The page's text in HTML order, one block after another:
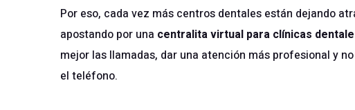
Por eso, cada vez más centros dentales están dejando
apostando por una centralita virtual para clínicas
mejor las llamadas, dar una atención más profesional y
el teléfono.